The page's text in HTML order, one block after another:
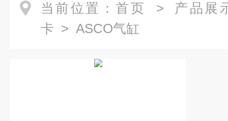
当前位置： 首页 > 产品展
卡 > ASCO气缸